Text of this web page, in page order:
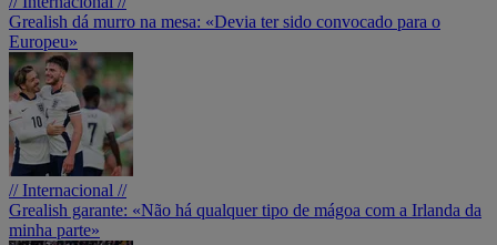
Grealish dá murro na mesa: «Devia ter sido convocado para o
Europeu»
// Internacional //
Grealish garante: «Não há qualquer tipo de mágoa com a Irlanda da
minha parte»